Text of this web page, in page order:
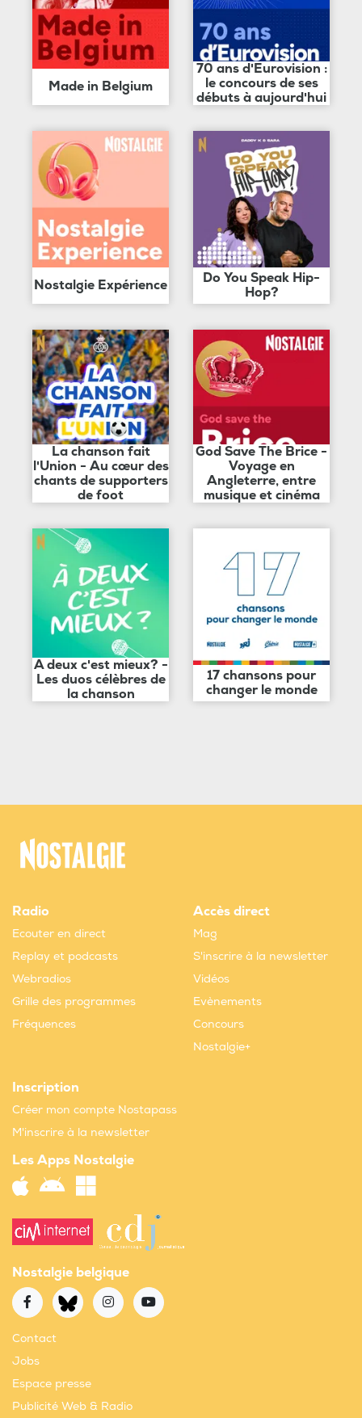
Made in Belgium
70 ans d'Eurovision :
le concours de ses
débuts à aujourd'hui
Nostalgie Expérience
Do You Speak Hip-
Hop?
La chanson fait
l'Union - Au cœur des
chants de supporters
de foot
God Save The Brice -
Voyage en
Angleterre, entre
musique et cinéma
A deux c'est mieux? -
Les duos célèbres de
la chanson
17 chansons pour
changer le monde
Radio
Ecouter en direct
Replay et podcasts
Webradios
Grille des programmes
Fréquences
Accès direct
Mag
S'inscrire à la newsletter
Vidéos
Evènements
Concours
Nostalgie+
Inscription
Créer mon compte Nostapass
M'inscrire à la newsletter
Les Apps Nostalgie
Nostalgie belgique
Contact
Jobs
Espace presse
Publicité Web & Radio